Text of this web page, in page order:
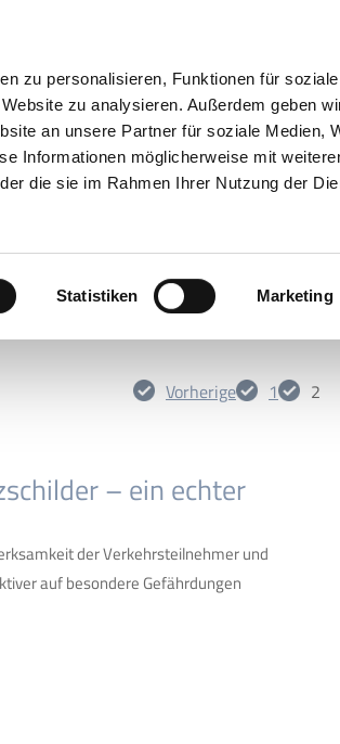
zu personalisieren, Funktionen für
zu analysieren. Außerdem geben
an unsere Partner für soziale Medien,
Informationen möglicherweise mit
die sie im Rahmen Ihrer Nutzung der
Statistiken Marketing
UNTERNEHMEN
Vorherige 1 2
– ein echter
der Verkehrsteilnehmer und
auf besondere Gefährdungen